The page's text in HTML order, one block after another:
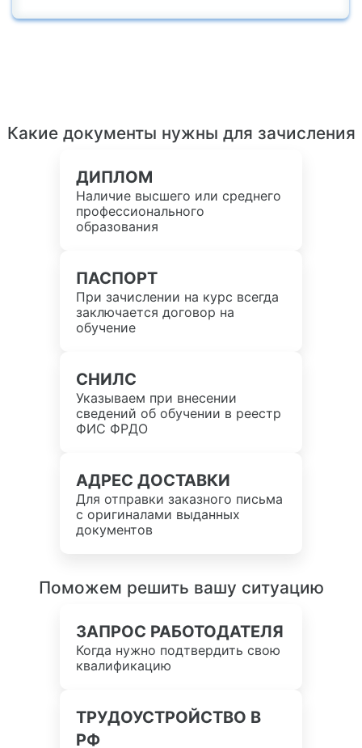
Какие документы нужны для зачисления
ДИПЛОМ
Наличие высшего или среднего
профессионального
образования
ПАСПОРТ
При зачислении на курс всегда
заключается договор на
обучение
СНИЛС
Указываем при внесении
сведений об обучении в реестр
ФИС ФРДО
АДРЕС ДОСТАВКИ
Для отправки заказного письма
с оригиналами выданных
документов
Поможем решить вашу ситуацию
ЗАПРОС РАБОТОДАТЕЛЯ
Когда нужно подтвердить свою
квалификацию
ТРУДОУСТРОЙСТВО В
РФ